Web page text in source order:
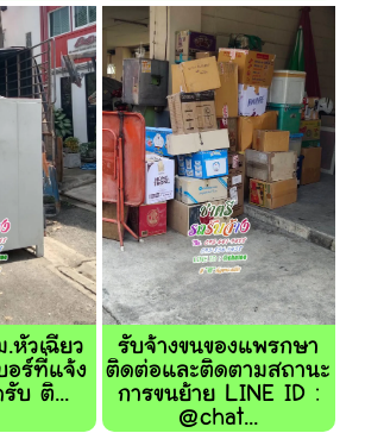
.หัวเฉียว
อร์ที่แจ้ง
รับ ติ...
รับจ้างขนของแพรกษา
ติดต่อและติดตามสถานะ
การขนย้าย LINE ID :
@chat...